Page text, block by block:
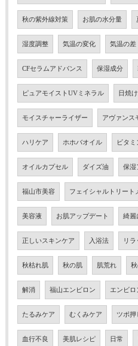
秋の紫外線対策 お肌の水分量
湿度調整 気温の変化 気温の差
CFセラムアドバンス 保湿成分
ピュアモイストUVミネラル 日焼
モイスチャーライザー アヴァンス
ハリケア ホホバオイル ビタミ
オイルカプセル ダイズ油 保湿
福山市美容 フェイシャルトリート
美容液 お肌アップデート 綺麗
正しいスキンケア 入浴法 リラ
秋枯れ肌 秋の肌 肌荒れ
解消 福山エンビロン エンビロ
たるみケア むくみケア ツボ押
血行不良 美肌レシピ 日常